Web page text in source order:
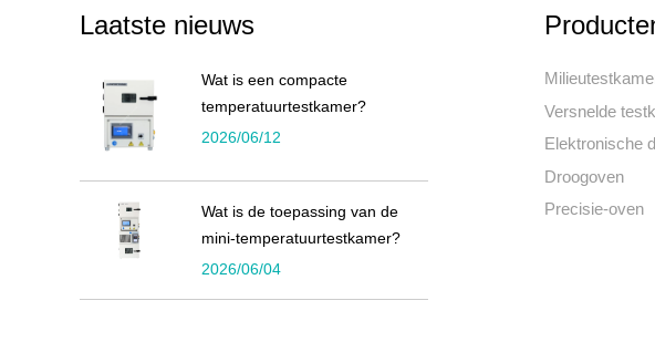
Laatste nieuws
Wat is een compacte
temperatuurtestkamer?
2026/06/12
Wat is de toepassing van de
mini-temperatuurtestkamer?
2026/06/04
Versnelde
Elektronische
Droogoven
Precisie-oven